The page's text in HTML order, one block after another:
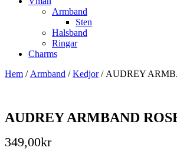
Armband
Sten
Halsband
Ringar
Charms
Hem / Armband /Kedjor/ AUDREY
AUDREY ARMBAND
349,00kr